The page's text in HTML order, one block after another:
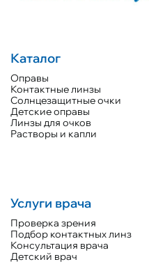
Каталог
Оправы
Контактные линзы
Солнцезащитные очки
Детские оправы
Линзы для очков
Растворы и капли
Услуги врача
Проверка зрения
Подбор контактных линз
Консультация врача
Детский врач